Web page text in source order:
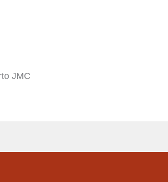
JMC